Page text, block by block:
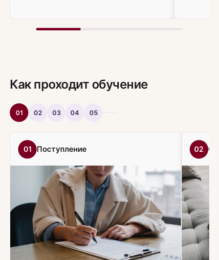
Как проходит обучение
01 02 03 04 05
01 Поступление 02